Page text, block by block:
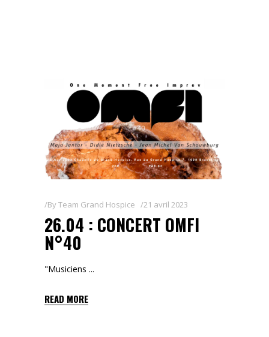
ByTeam Grand Hospice 21 avril 2023
26.04 : CONCERT OMFI
N°40
"Musiciens
READ MORE